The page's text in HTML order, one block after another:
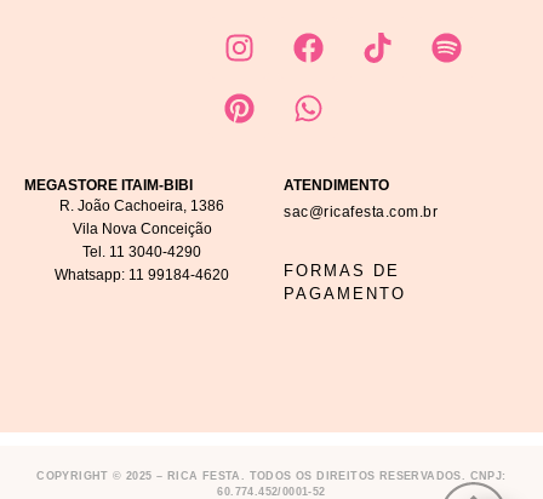
MEGASTORE ITAIM-BIBI
R. João Cachoeira, 1386
Vila Nova Conceição
Tel. 11 3040-4290
Whatsapp: 11 99184-4620
ATENDIMENTO
sac@ricafesta.com.br
FORMAS DE
PAGAMENTO
COPYRIGHT © 2025 – RICA FESTA. TODOS OS DIREITOS RESERVADOS. CNPJ:
60.774.452/0001-52